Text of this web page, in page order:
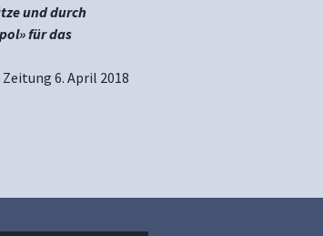
und durch
für das
6. April 2018